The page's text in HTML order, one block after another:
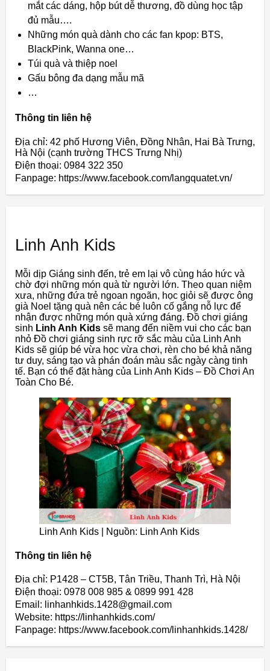
mắt các dáng, hộp bút dễ thương, đồ dùng học tập
đủ mẫu….
Những món quà dành cho các fan kpop: BTS,
BlackPink, Wanna one…
Túi quà và thiệp noel
Gấu bông đa dạng mẫu mã
…
Thông tin liên hệ
Địa chỉ: 42 phố Hương Viên, Đồng Nhân, Hai Bà Trưng,
Hà Nội (cạnh trường THCS Trưng Nhị)
Điện thoại: 0984 322 350
Fanpage: https://www.facebook.com/langquatet.vn/
Linh Anh Kids
Mỗi dịp Giáng sinh đến, trẻ em lại vô cùng háo hức và
chờ đợi những món quà từ người lớn. Theo quan niệm
xưa, những đứa trẻ ngoan ngoãn, học giỏi sẽ được ông
già Noel tặng quà nên các bé luôn cố gắng nỗ lực để
nhận được những món quà xứng đáng. Đồ chơi giáng
sinh Linh Anh Kids sẽ mang đến niềm vui cho các bạn
nhỏ Đồ chơi giáng sinh rực rỡ sắc màu của Linh Anh
Kids sẽ giúp bé vừa học vừa chơi, rèn cho bé khả năng
tư duy, sáng tạo và phán đoán màu sắc ngày càng tinh
tế. Bạn có thể đặt hàng của Linh Anh Kids – Đồ Chơi An
Toàn Cho Bé.
Linh Anh Kids | Nguồn: Linh Anh Kids
Thông tin liên hệ
Địa chỉ: P1428 – CT5B, Tân Triều, Thanh Trì, Hà Nội
Điện thoại: 0978 008 985 & 0899 991 428
Email: linhanhkids.1428@gmail.com
Website: https://linhanhkids.com/
Fanpage: https://www.facebook.com/linhanhkids.1428/